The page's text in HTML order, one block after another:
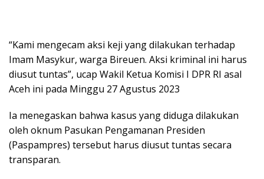
“Kami mengecam aksi keji yang dilakukan terhadap
Imam Masykur, warga Bireuen. Aksi kriminal ini harus
diusut tuntas”, ucap Wakil Ketua Komisi I DPR RI asal
Aceh ini pada Minggu 27 Agustus 2023
Ia menegaskan bahwa kasus yang diduga dilakukan
oleh oknum Pasukan Pengamanan Presiden
(Paspampres) tersebut harus diusut tuntas secara
transparan.